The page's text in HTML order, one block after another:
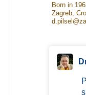
Born in
Zagreb,